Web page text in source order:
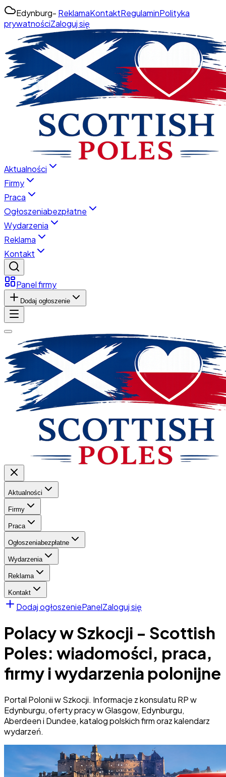
Edynburg- ReklamaKontaktRegulaminPolityka
prywatnościZaloguj się
Aktualności
Firmy
Praca
Ogłoszeniabezpłatne
Wydarzenia
Reklama
Kontakt
Panel firmy
Dodaj ogłoszenie
Aktualności
Firmy
Praca
Ogłoszeniabezpłatne
Wydarzenia
Reklama
Kontakt
Dodaj ogłoszeniePanelZaloguj się
Polacy w Szkocji - Scottish
Poles: wiadomości, praca,
firmy i wydarzenia polonijne
Portal Polonii w Szkocji. Informacje z konsulatu RP w
Edynburgu, oferty pracy w Glasgow, Edynburgu,
Aberdeen i Dundee, katalog polskich firm oraz kalendarz
wydarzeń.